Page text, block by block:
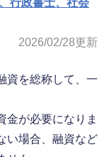
2026/02/28更新
資を総称して、一
金が必要になりま
い場合、融資など